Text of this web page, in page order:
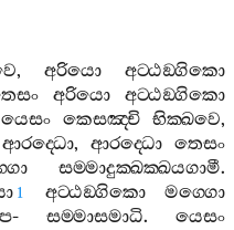
,අරියො
අට‍්ඨඞ‍්ගිකො
අරියො
අට‍්ඨඞ‍්ගිකො
යෙසං කෙසඤ‍්චි භික‍්ඛවෙ,
ආරද‍්ධො,ආරද‍්ධො තෙසං
සම‍්මාදුක‍්ඛක‍්ඛයගාමී.
1 අට‍්ඨඞ‍්ගිකො
මග‍්ගො
-සම‍්මාසමාධි. යෙසං